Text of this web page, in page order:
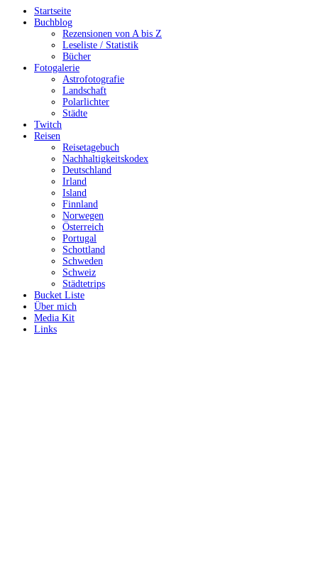
Startseite
Buchblog
Rezensionen von A bis Z
Leseliste / Statistik
Bücher
Fotogalerie
Astrofotografie
Landschaft
Polarlichter
Städte
Twitch
Reisen
Reisetagebuch
Nachhaltigkeitskodex
Deutschland
Irland
Island
Finnland
Norwegen
Österreich
Portugal
Schottland
Schweden
Schweiz
Städtetrips
Bucket Liste
Über mich
Media Kit
Links